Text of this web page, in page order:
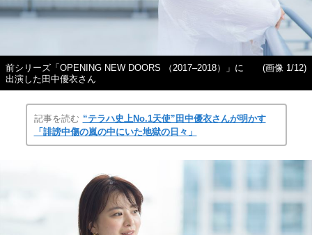
前シリーズ「OPENING NEW DOORS （2017–2018）」に
出演した田中優衣さん
(画像 1/12)
記事を読む “テラハ史上No.1天使”田中優衣さんが明かす
「誹謗中傷の嵐の中にいた地獄の日々」